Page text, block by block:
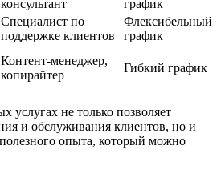
консультант
график
Специалист по
поддержке клиентов
Флексибельный
график
Контент-менеджер,
копирайтер
Гибкий график
услугах не только позволяет
и обслуживания клиентов, но и
опыта, который можно